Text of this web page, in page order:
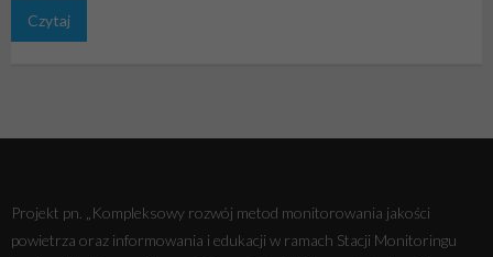
Czytaj
Projekt pn. „Kompleksowy rozwój metod monitorowania jakości
powietrza oraz informowania i edukacji w ramach Stacji Monitoringu